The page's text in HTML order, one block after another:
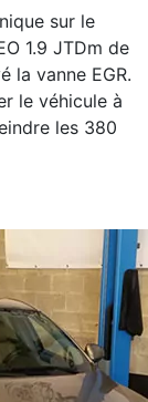
sur le
1.9 JTDm de
la vanne EGR.
le véhicule à
les 380